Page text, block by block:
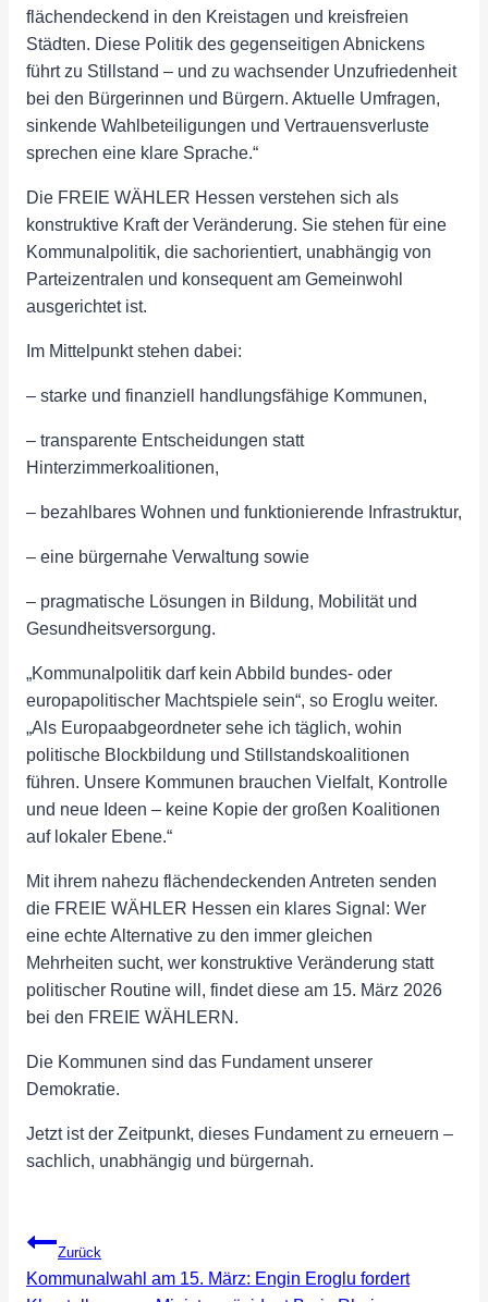
flächendeckend in den Kreistagen und kreisfreien
Städten. Diese Politik des gegenseitigen Abnickens
führt zu Stillstand – und zu wachsender Unzufriedenheit
bei den Bürgerinnen und Bürgern. Aktuelle Umfragen,
sinkende Wahlbeteiligungen und Vertrauensverluste
sprechen eine klare Sprache.“
Die FREIE WÄHLER Hessen verstehen sich als
konstruktive Kraft der Veränderung. Sie stehen für eine
Kommunalpolitik, die sachorientiert, unabhängig von
Parteizentralen und konsequent am Gemeinwohl
ausgerichtet ist.
Im Mittelpunkt stehen dabei:
– starke und finanziell handlungsfähige Kommunen,
– transparente Entscheidungen statt
Hinterzimmerkoalitionen,
– bezahlbares Wohnen und funktionierende Infrastruktur,
– eine bürgernahe Verwaltung sowie
– pragmatische Lösungen in Bildung, Mobilität und
Gesundheitsversorgung.
„Kommunalpolitik darf kein Abbild bundes- oder
europapolitischer Machtspiele sein“, so Eroglu weiter.
„Als Europaabgeordneter sehe ich täglich, wohin
politische Blockbildung und Stillstandskoalitionen
führen. Unsere Kommunen brauchen Vielfalt, Kontrolle
und neue Ideen – keine Kopie der großen Koalitionen
auf lokaler Ebene.“
Mit ihrem nahezu flächendeckenden Antreten senden
die FREIE WÄHLER Hessen ein klares Signal: Wer
eine echte Alternative zu den immer gleichen
Mehrheiten sucht, wer konstruktive Veränderung statt
politischer Routine will, findet diese am 15. März 2026
bei den FREIE WÄHLERN.
Die Kommunen sind das Fundament unserer
Demokratie.
Jetzt ist der Zeitpunkt, dieses Fundament zu erneuern –
sachlich, unabhängig und bürgernah.
Beitragsnavigation
Zurück
Kommunalwahl am 15. März: Engin Eroglu fordert